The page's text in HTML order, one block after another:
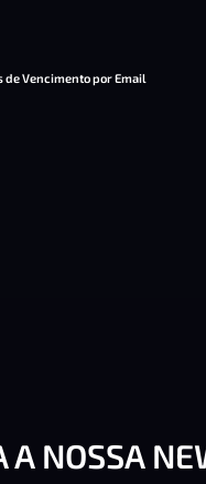
de Vencimento por Email
A NOSSA